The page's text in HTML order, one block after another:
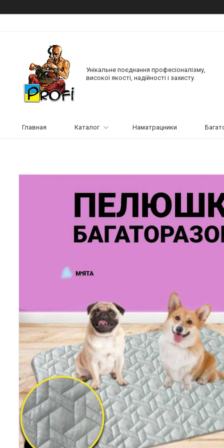
Унікальне поєднання професіоналізму,
високої якості, надійності і захисту.
Главная Каталог Наматрацники